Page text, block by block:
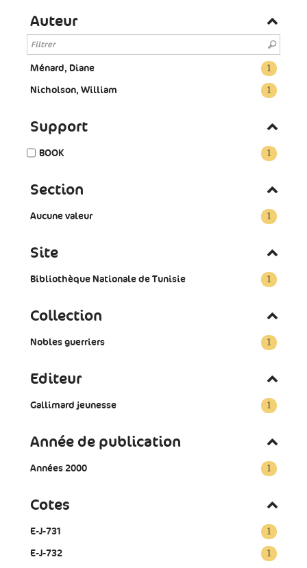
Auteur
1
Ménard, Diane
1
Nicholson, William
Support
1
BOOK
Section
1
Aucune valeur
Site
1
Bibliothèque Nationale de Tunisie
Collection
1
Nobles guerriers
Editeur
1
Gallimard jeunesse
Année de publication
1
Années 2000
Cotes
1
E-J-731
1
E-J-732